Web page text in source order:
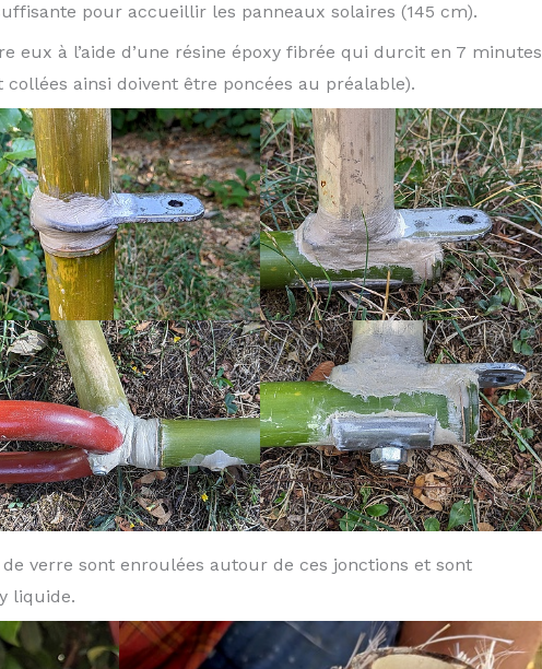
pour accueillir les panneaux solaires (145 cm).
eux à l’aide d’une résine époxy fibrée qui durcit en 7 minutes
ainsi doivent être poncées au préalable).
verre sont enroulées autour de ces jonctions et sont
liquide.